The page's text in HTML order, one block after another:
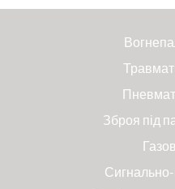
Зброя під